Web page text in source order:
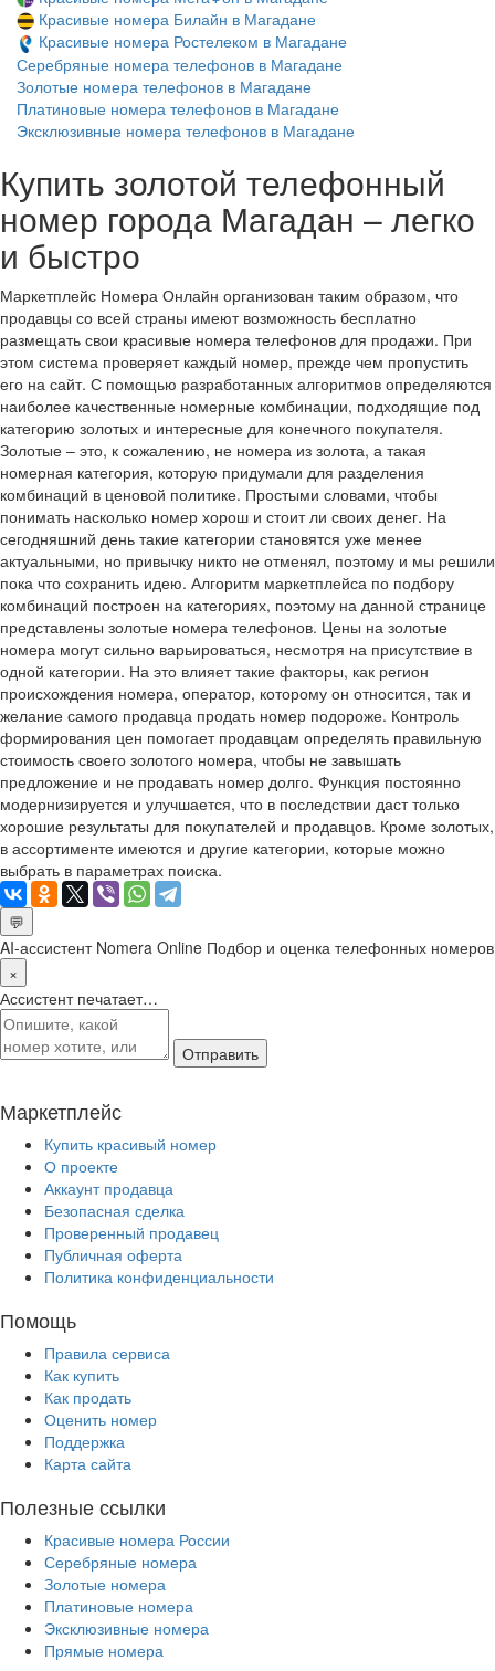
Красивые номера Билайн в Магадане
Красивые номера Ростелеком в Магадане
Серебряные номера телефонов в Магадане
Золотые номера телефонов в Магадане
Платиновые номера телефонов в Магадане
Эксклюзивные номера телефонов в Магадане
Купить золотой телефонный
номер города Магадан – легко
и быстро
Маркетплейс Номера Онлайн организован таким образом, что
продавцы со всей страны имеют возможность бесплатно
размещать свои красивые номера телефонов для продажи. При
этом система проверяет каждый номер, прежде чем пропустить
его на сайт. С помощью разработанных алгоритмов определяются
наиболее качественные номерные комбинации, подходящие под
категорию золотых и интересные для конечного покупателя.
Золотые – это, к сожалению, не номера из золота, а такая
номерная категория, которую придумали для разделения
комбинаций в ценовой политике. Простыми словами, чтобы
понимать насколько номер хорош и стоит ли своих денег. На
сегодняшний день такие категории становятся уже менее
актуальными, но привычку никто не отменял, поэтому и мы решили
пока что сохранить идею. Алгоритм маркетплейса по подбору
комбинаций построен на категориях, поэтому на данной странице
представлены золотые номера телефонов. Цены на золотые
номера могут сильно варьироваться, несмотря на присутствие в
одной категории. На это влияет такие факторы, как регион
происхождения номера, оператор, которому он относится, так и
желание самого продавца продать номер подороже. Контроль
формирования цен помогает продавцам определять правильную
стоимость своего золотого номера, чтобы не завышать
предложение и не продавать номер долго. Функция постоянно
модернизируется и улучшается, что в последствии даст только
хорошие результаты для покупателей и продавцов. Кроме золотых,
в ассортименте имеются и другие категории, которые можно
выбрать в параметрах поиска.
💬
AI-ассистент Nomera Online Подбор и оценка телефонных номеров
×
Ассистент печатает…
Отправить
Маркетплейс
Купить красивый номер
О проекте
Аккаунт продавца
Безопасная сделка
Проверенный продавец
Публичная оферта
Политика конфиденциальности
Помощь
Правила сервиса
Как купить
Как продать
Оценить номер
Поддержка
Карта сайта
Полезные ссылки
Красивые номера России
Серебряные номера
Золотые номера
Платиновые номера
Эксклюзивные номера
Прямые номера